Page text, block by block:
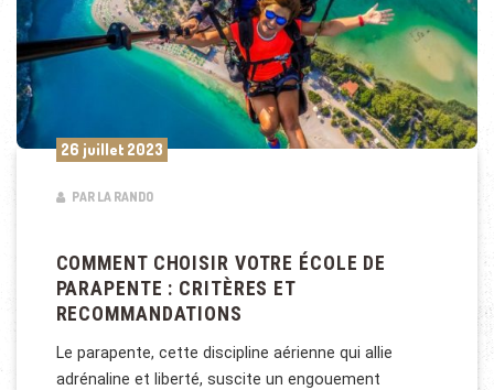
26 juillet 2023
PAR LA RANDO
COMMENT CHOISIR VOTRE ÉCOLE DE
PARAPENTE : CRITÈRES ET
RECOMMANDATIONS
Le parapente, cette discipline aérienne qui allie
adrénaline et liberté, suscite un engouement